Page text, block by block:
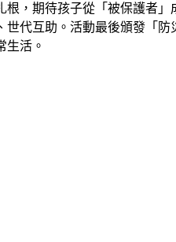
，期待孩子從「被保護者
代互助。活動最後頒發「
生活。